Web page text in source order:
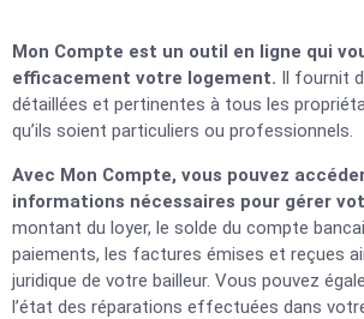
Mon Compte est un outil en ligne qui
efficacement votre logement. Il fournit
détaillées et pertinentes à tous les
qu’ils soient particuliers ou professionnels.
Avec Mon Compte, vous pouvez
informations nécessaires pour gérer
montant du loyer, le solde du compte
paiements, les factures émises et reçues
juridique de votre bailleur. Vous pouvez
l’état des réparations effectuées dans